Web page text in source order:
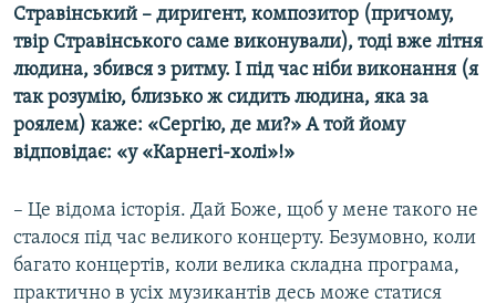
Стравінський – диригент, композитор (причому,
твір Стравінського саме виконували), тоді вже літня
людина, збився з ритму. І під час ніби виконання (я
так розумію, близько ж сидить людина, яка за
роялем) каже: «Сергію, де ми?» А той йому
відповідає: «у «Карнегі-холі»!»
– Це відома історія. Дай Боже, щоб у мене такого не
сталося під час великого концерту. Безумовно, коли
багато концертів, коли велика складна програма,
практично в усіх музикантів десь може статися